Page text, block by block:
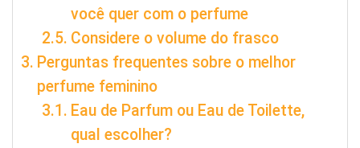
você quer com o perfume
Considere o volume do frasco
Perguntas frequentes sobre o melhor
perfume feminino
Eau de Parfum ou Eau de Toilette,
qual escolher?